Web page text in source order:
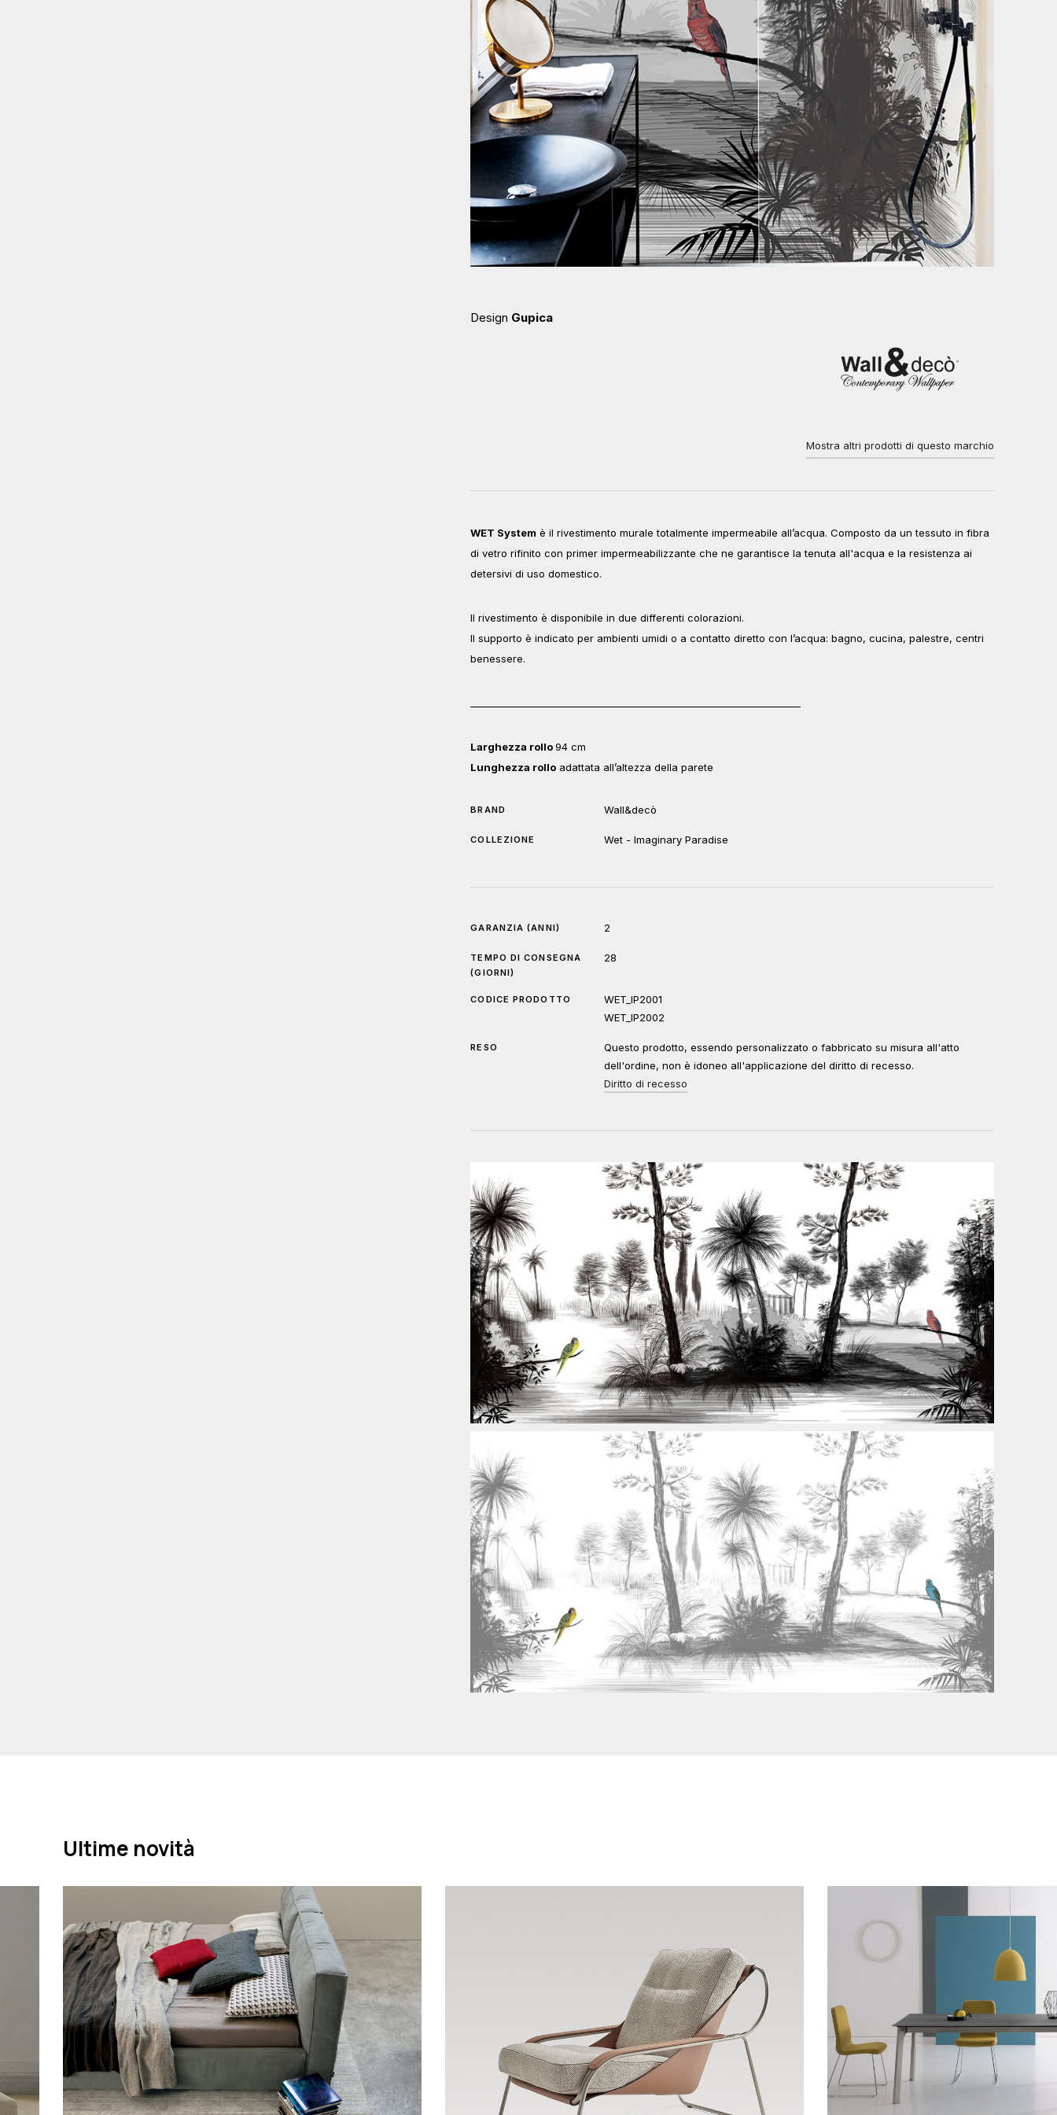
Design Gupica
Mostra altri prodotti di questo marchio
WET System è il rivestimento murale totalmente impermeabile all’acqua. Composto da un tessuto in fibra
di vetro rifinito con primer impermeabilizzante che ne garantisce la tenuta all'acqua e la resistenza ai
detersivi di uso domestico.
Il rivestimento è disponibile in due differenti colorazioni.
Il supporto è indicato per ambienti umidi o a contatto diretto con l’acqua: bagno, cucina, palestre, centri
benessere.
Larghezza rollo94 cm
Lunghezza rollo adattata all’altezza della parete
BRAND Wall&decò
COLLEZIONE Wet - Imaginary Paradise
GARANZIA (ANNI) 2
TEMPO DI CONSEGNA
(GIORNI)
28
CODICE PRODOTTO
WET_IP2001
WET_IP2002
RESO
Questo prodotto, essendo personalizzato o fabbricato su misura all'atto
dell'ordine, non è idoneo all'applicazione del diritto di recesso.
Diritto di recesso
Ultime novità